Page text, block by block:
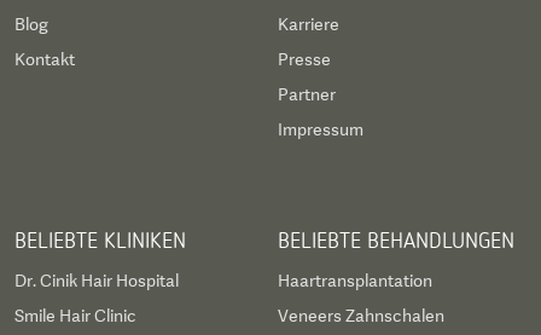
Blog
Kontakt
Karriere
Presse
Partner
Impressum
BELIEBTE KLINIKEN
Dr. Cinik Hair Hospital
Smile Hair Clinic
BELIEBTE BEHANDLUNGEN
Haartransplantation
Veneers Zahnschalen